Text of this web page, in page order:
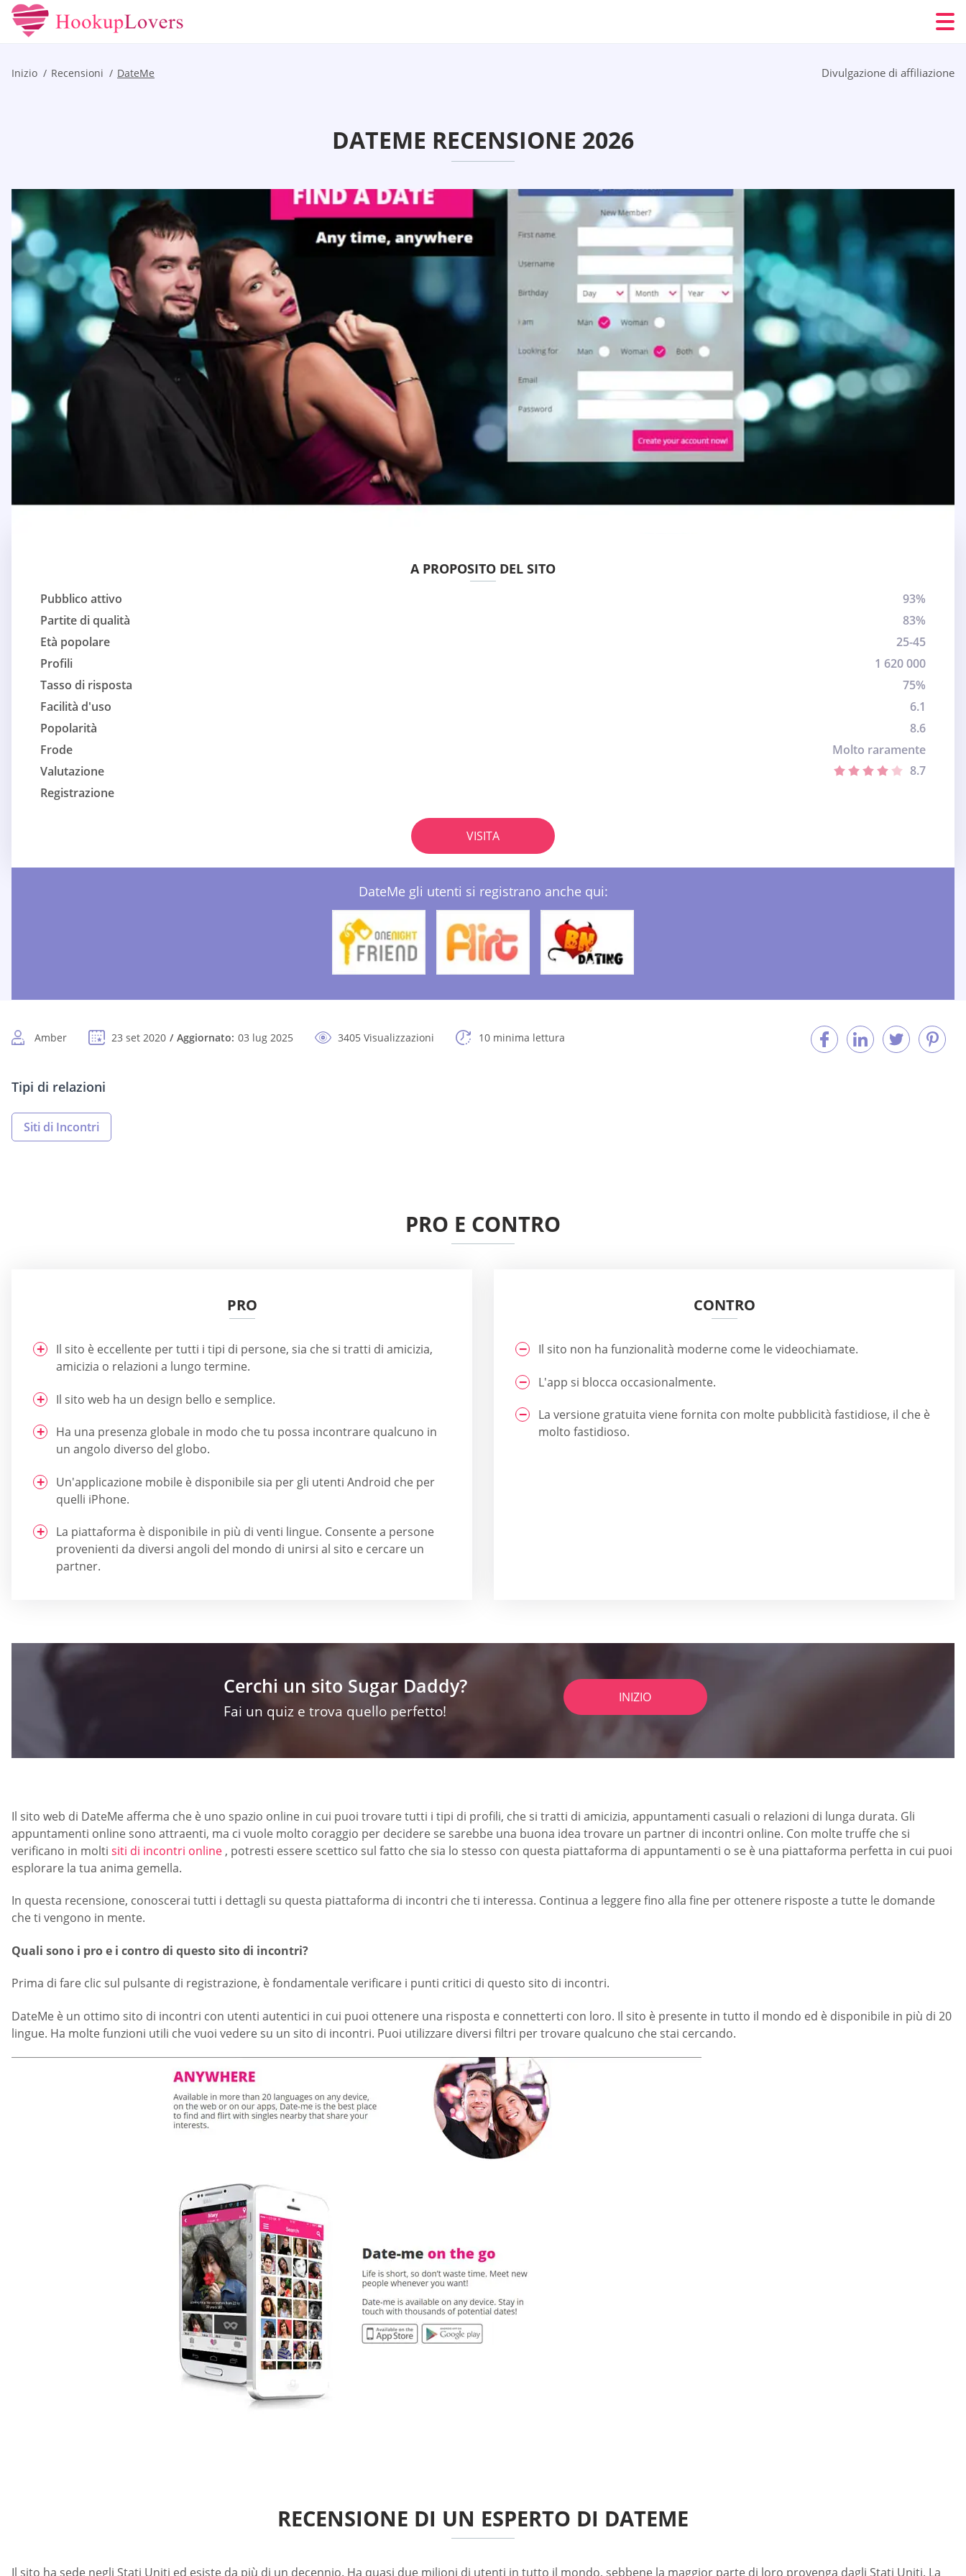
Inizio Recensioni DateMe Divulgazione di affiliazione
DATEME RECENSIONE 2026
A PROPOSITO DEL SITO
Pubblico attivo
93%
Partite di qualità
83%
Età popolare
25-45
Profili
1 620 000
Tasso di risposta
75%
Facilità d'uso
6.1
Popolarità
8.6
Frode
Molto raramente
Valutazione
8.7
Registrazione
VISITA
DateMe gli utenti si registrano anche qui:
Amber 23 set 2020 Aggiornato: 03 lug 2025 3405 Visualizzazioni 10 minima lettura
Tipi di relazioni
Siti di Incontri
PRO E CONTRO
PRO
Il sito è eccellente per tutti i tipi di persone, sia che si tratti di amicizia,
amicizia o relazioni a lungo termine.
Il sito web ha un design bello e semplice.
Ha una presenza globale in modo che tu possa incontrare qualcuno in
un angolo diverso del globo.
Un'applicazione mobile è disponibile sia per gli utenti Android che per
quelli iPhone.
La piattaforma è disponibile in più di venti lingue. Consente a persone
provenienti da diversi angoli del mondo di unirsi al sito e cercare un
partner.
CONTRO
Il sito non ha funzionalità moderne come le videochiamate.
L'app si blocca occasionalmente.
La versione gratuita viene fornita con molte pubblicità fastidiose, il che è
molto fastidioso.
Cerchi un sito Sugar Daddy?
Fai un quiz e trova quello perfetto!
INIZIO
Il sito web di DateMe afferma che è uno spazio online in cui puoi trovare tutti i tipi di profili, che si tratti di amicizia, appuntamenti casuali o relazioni di lunga durata. Gli
appuntamenti online sono attraenti, ma ci vuole molto coraggio per decidere se sarebbe una buona idea trovare un partner di incontri online. Con molte truffe che si
verificano in molti siti di incontri online , potresti essere scettico sul fatto che sia lo stesso con questa piattaforma di appuntamenti o se è una piattaforma perfetta in cui puoi
esplorare la tua anima gemella.
In questa recensione, conoscerai tutti i dettagli su questa piattaforma di incontri che ti interessa. Continua a leggere fino alla fine per ottenere risposte a tutte le domande
che ti vengono in mente.
Quali sono i pro e i contro di questo sito di incontri?
Prima di fare clic sul pulsante di registrazione, è fondamentale verificare i punti critici di questo sito di incontri.
DateMe è un ottimo sito di incontri con utenti autentici in cui puoi ottenere una risposta e connetterti con loro. Il sito è presente in tutto il mondo ed è disponibile in più di 20
lingue. Ha molte funzioni utili che vuoi vedere su un sito di incontri. Puoi utilizzare diversi filtri per trovare qualcuno che stai cercando.
RECENSIONE DI UN ESPERTO DI DATEME
Il sito ha sede negli Stati Uniti ed esiste da più di un decennio. Ha quasi due milioni di utenti in tutto il mondo, sebbene la maggior parte di loro provenga dagli Stati Uniti. La